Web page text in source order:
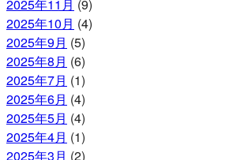
2025年11月 (9)
2025年10月 (4)
2025年9月 (5)
2025年8月 (6)
2025年7月 (1)
2025年6月 (4)
2025年5月 (4)
2025年4月 (1)
2025年3月 (2)